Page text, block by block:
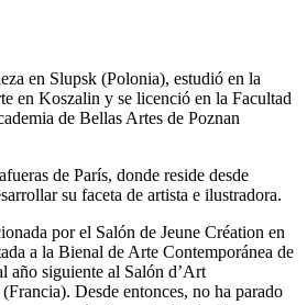
en Slupsk (Polonia), estudió en la
en Koszalin y se licenció en la Facultad
de Bellas Artes de Poznan
de París, donde reside desde
su faceta de artista e ilustradora.
por el Salón de Jeune Création en
a la Bienal de Arte Contemporánea de
año siguiente al Salón d’Art
Desde entonces, no ha parado